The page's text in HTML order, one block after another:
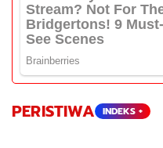
PERISTIWA INDEKS +